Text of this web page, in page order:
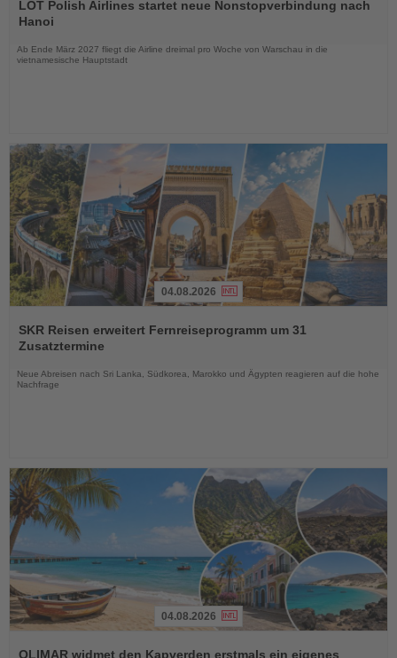
die
LOT Polish Airlines startet neue Nonstopverbindung nach
Hanoi
Ab Ende März 2027 fliegt die Airline dreimal pro Woche von Warschau in die
vietnamesische Hauptstadt
Sie
die
04.08.2026
SKR Reisen erweitert Fernreiseprogramm um 31
Zusatztermine
Neue Abreisen nach Sri Lanka, Südkorea, Marokko und Ägypten reagieren auf die hohe
Nachfrage
Sie
04.08.2026
OLIMAR widmet den Kapverden erstmals ein eigenes